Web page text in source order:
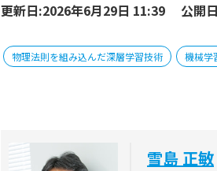
更新日:2026年6月29日 11:39 公開
物理法則を組み込んだ深層学習技術 機械学
雪島 正敏